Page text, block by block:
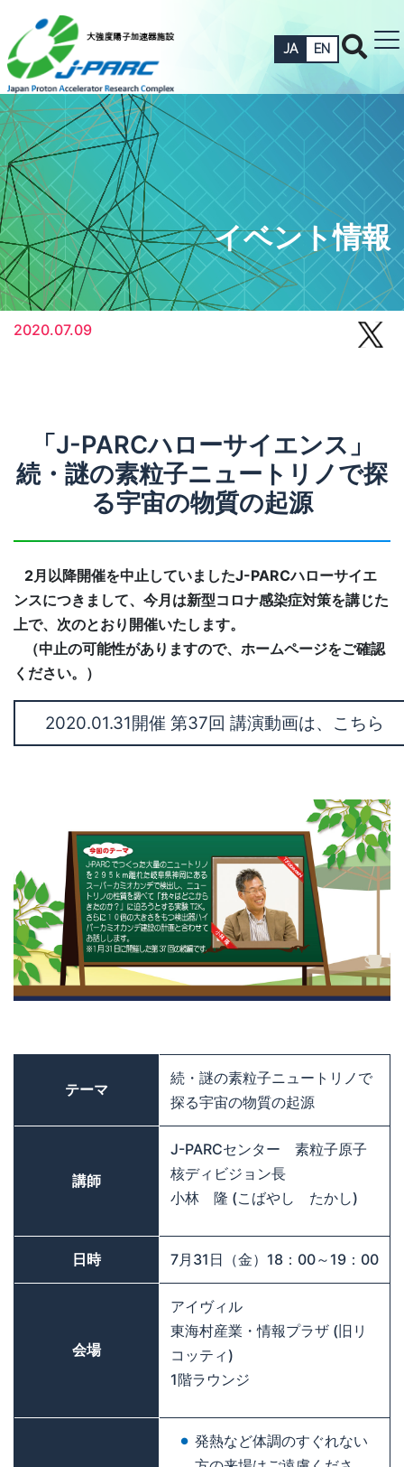
JA EN
イベント情報
2020.07.09
「J-PARCハローサイエンス」
続・謎の素粒子ニュートリノで探
る宇宙の物質の起源
2月以降開催を中止していましたJ-PARCハローサイエ
ンスにつきまして、今月は新型コロナ感染症対策を講じた
上で、次のとおり開催いたします。
（中止の可能性がありますので、ホームページをご確認
ください。）
2020.01.31開催 第37回 講演動画は、こちら
テーマ
続・謎の素粒子ニュートリノで
探る宇宙の物質の起源
講師
J-PARCセンター 素粒子原子
核ディビジョン長
小林 隆 (こばやし たかし)
日時 7月31日（金）18：00～19：00
会場
アイヴィル
東海村産業・情報プラザ (旧リ
コッティ)
1階ラウンジ
発熱など体調のすぐれない